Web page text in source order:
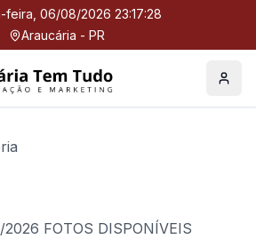
feira, 06/08/2026 23:17:28
Araucária - PR
Perfil
FOTOS DISPONÍVEIS